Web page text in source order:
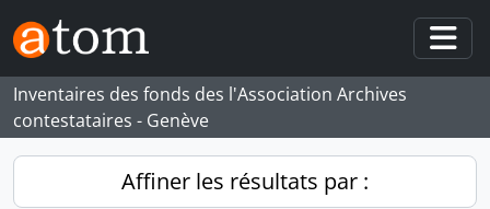
Skip to main content
Inventaires des fonds des l'Association Archives
contestataires - Genève
Affiner les résultats par :